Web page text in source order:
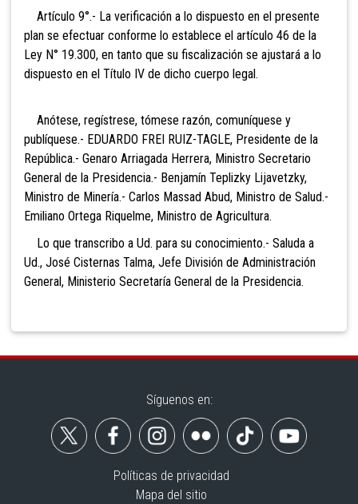
Artículo 9°.- La verificación a lo dispuesto en el presente
plan se efectuar conforme lo establece el artículo 46 de la
Ley N° 19.300, en tanto que su fiscalización se ajustará a lo
dispuesto en el Título IV de dicho cuerpo legal.
Anótese, regístrese, tómese razón, comuníquese y
publíquese.- EDUARDO FREI RUIZ-TAGLE, Presidente de la
República.- Genaro Arriagada Herrera, Ministro Secretario
General de la Presidencia.- Benjamín Teplizky Lijavetzky,
Ministro de Minería.- Carlos Massad Abud, Ministro de Salud.-
Emiliano Ortega Riquelme, Ministro de Agricultura.
Lo que transcribo a Ud. para su conocimiento.- Saluda a
Ud., José Cisternas Talma, Jefe División de Administración
General, Ministerio Secretaría General de la Presidencia.
Síguenos en:
Políticas de privacidad
Mapa del sitio